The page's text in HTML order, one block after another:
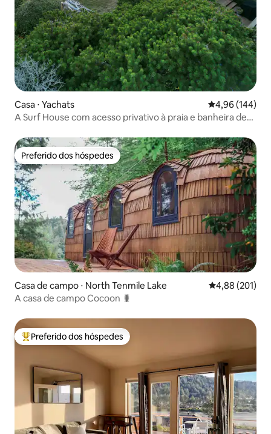
Casa ⋅ Yachats 4,96 de uma
4,96 (144)
A Surf House com acesso privativo à praia e banheira de
Preferido dos hóspedes
Preferido dos hóspedes
Casa de campo ⋅ North Tenmile Lake 4,88 de uma
4,88 (201)
A casa de campo Cocoon 🐛
Entre os melhores preferidos dos hóspedes
Preferido dos hóspedes